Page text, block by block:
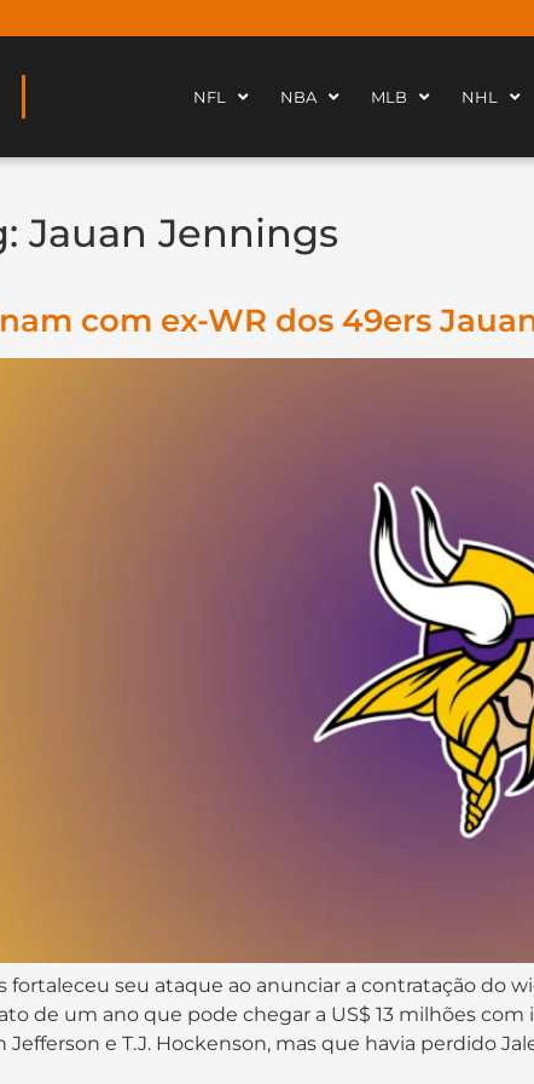
NFL NBA MLB NHL
Jauan Jennings
com ex-WR dos 49ers
fortaleceu seu ataque ao anunciar a contratação do
de um ano que pode chegar a US$ 13 milhões
e T.J. Hockenson, mas que havia perdido